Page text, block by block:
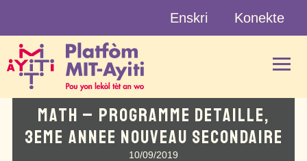
content
Enskri Konekte
MATH – PROGRAMME DETAILLE,
3EME ANNEE NOUVEAU SECONDAIRE
10/09/2019